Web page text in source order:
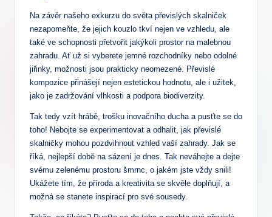
Na závěr našeho exkurzu do světa převislých skalniček
nezapomeňte, že jejich kouzlo tkví nejen ve vzhledu, ale
také ve schopnosti přetvořit jakýkoli prostor na malebnou
zahradu. Ať už si vyberete jemné rozchodníky nebo odolné
jiřinky, možnosti jsou prakticky neomezené. Převislé
kompozice přinášejí nejen estetickou hodnotu, ale i užitek,
jako je zadržování vlhkosti a podpora biodiverzity.
Tak tedy vzít hrábě, trošku inovačního ducha a pusťte se do
toho! Nebojte se experimentovat a odhalit, jak převislé
skalničky mohou pozdvihnout vzhled vaší zahrady. Jak se
říká, nejlepší době na sázení je dnes. Tak neváhejte a dejte
svému zelenému prostoru šmrnc, o jakém jste vždy snili!
Ukážete tím, že příroda a kreativita se skvěle doplňují, a
možná se stanete inspirací pro své sousedy.